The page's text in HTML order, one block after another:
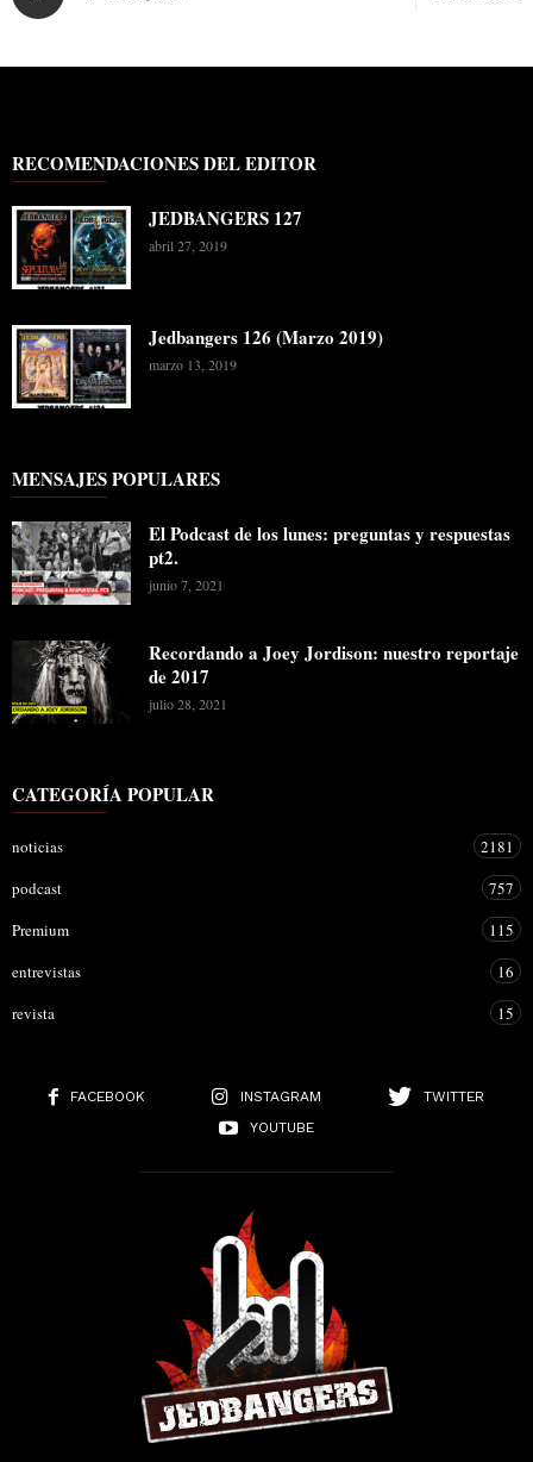
RECOMENDACIONES DEL EDITOR
JEDBANGERS 127
abril 27, 2019
Jedbangers 126 (Marzo 2019)
marzo 13, 2019
MENSAJES POPULARES
El Podcast de los lunes: preguntas y respuestas
pt2.
junio 7, 2021
Recordando a Joey Jordison: nuestro reportaje
de 2017
julio 28, 2021
CATEGORÍA POPULAR
noticias
2181
podcast
757
Premium
115
entrevistas
16
revista
15
FACEBOOK INSTAGRAM
TWITTER
YOUTUBE